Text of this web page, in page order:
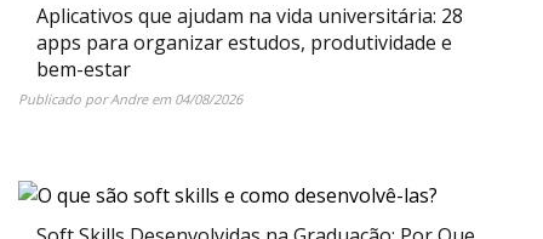
Aplicativos que ajudam na vida universitária: 28
apps para organizar estudos, produtividade e
bem-estar
Publicado porAndreem 04/08/2026